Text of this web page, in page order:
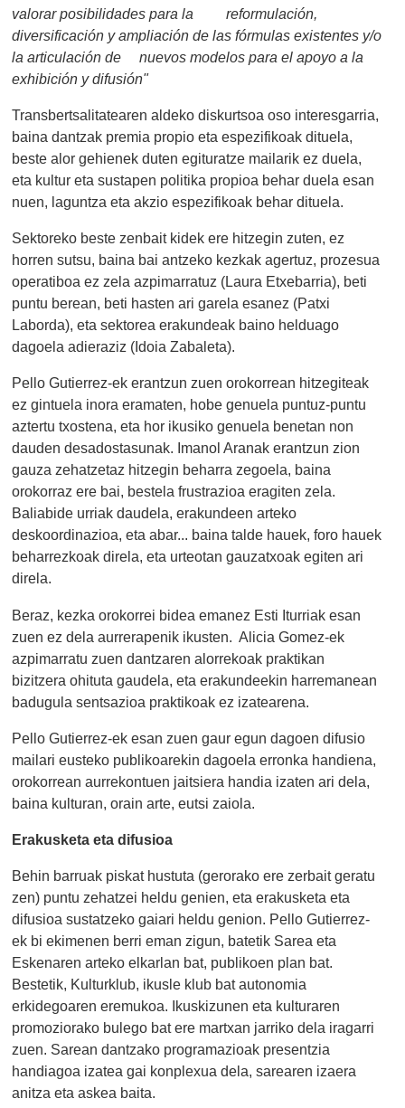
valorar posibilidades para la reformulación,
diversificación y ampliación de las fórmulas existentes y/o
la articulación de nuevos modelos para el apoyo a la
exhibición y difusión"
Transbertsalitatearen aldeko diskurtsoa oso interesgarria,
baina dantzak premia propio eta espezifikoak dituela,
beste alor gehienek duten egituratze mailarik ez duela,
eta kultur eta sustapen politika propioa behar duela esan
nuen, laguntza eta akzio espezifikoak behar dituela.
Sektoreko beste zenbait kidek ere hitzegin zuten, ez
horren sutsu, baina bai antzeko kezkak agertuz, prozesua
operatiboa ez zela azpimarratuz (Laura Etxebarria), beti
puntu berean, beti hasten ari garela esanez (Patxi
Laborda), eta sektorea erakundeak baino helduago
dagoela adieraziz (Idoia Zabaleta).
Pello Gutierrez-ek erantzun zuen orokorrean hitzegiteak
ez gintuela inora eramaten, hobe genuela puntuz-puntu
aztertu txostena, eta hor ikusiko genuela benetan non
dauden desadostasunak. Imanol Aranak erantzun zion
gauza zehatzetaz hitzegin beharra zegoela, baina
orokorraz ere bai, bestela frustrazioa eragiten zela.
Baliabide urriak daudela, erakundeen arteko
deskoordinazioa, eta abar... baina talde hauek, foro hauek
beharrezkoak direla, eta urteotan gauzatxoak egiten ari
direla.
Beraz, kezka orokorrei bidea emanez Esti Iturriak esan
zuen ez dela aurrerapenik ikusten. Alicia Gomez-ek
azpimarratu zuen dantzaren alorrekoak praktikan
bizitzera ohituta gaudela, eta erakundeekin harremanean
badugula sentsazioa praktikoak ez izatearena.
Pello Gutierrez-ek esan zuen gaur egun dagoen difusio
mailari eusteko publikoarekin dagoela erronka handiena,
orokorrean aurrekontuen jaitsiera handia izaten ari dela,
baina kulturan, orain arte, eutsi zaiola.
Erakusketa eta difusioa
Behin barruak piskat hustuta (gerorako ere zerbait geratu
zen) puntu zehatzei heldu genien, eta erakusketa eta
difusioa sustatzeko gaiari heldu genion. Pello Gutierrez-
ek bi ekimenen berri eman zigun, batetik Sarea eta
Eskenaren arteko elkarlan bat, publikoen plan bat.
Bestetik, Kulturklub, ikusle klub bat autonomia
erkidegoaren eremukoa. Ikuskizunen eta kulturaren
promoziorako bulego bat ere martxan jarriko dela iragarri
zuen. Sarean dantzako programazioak presentzia
handiagoa izatea gai konplexua dela, sarearen izaera
anitza eta askea baita.